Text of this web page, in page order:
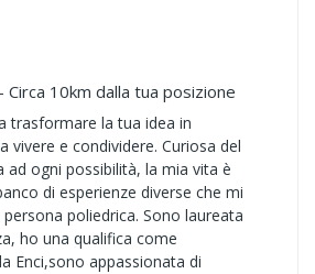
Circa 10km dalla tua posizione
trasformare la tua idea in
vivere e condividere. Curiosa del
ad ogni possibilità, la mia vita è
di esperienze diverse che mi
poliedrica. Sono laureata
ho una qualifica come
Enci,sono appassionata di